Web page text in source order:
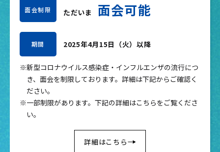
面会制限 ただいま 面会可能
期間 2025年4月15日（火）以降
※新型コロナウイルス感染症・インフルエンザの流行につ
き、面会を制限しております。詳細は下記からご確認く
ださい。
※一部制限があります。下記の詳細はこちらをご覧くださ
い。
詳細はこちら